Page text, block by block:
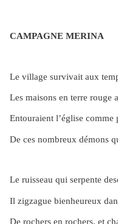
CAMPAGNE MERINA
Le village survivait aux
Les maisons en terre rouge
Entouraient l’église comme
De ces nombreux démons
Le ruisseau qui serpente
Il zigzague bienheureux
De rochers en rochers, et